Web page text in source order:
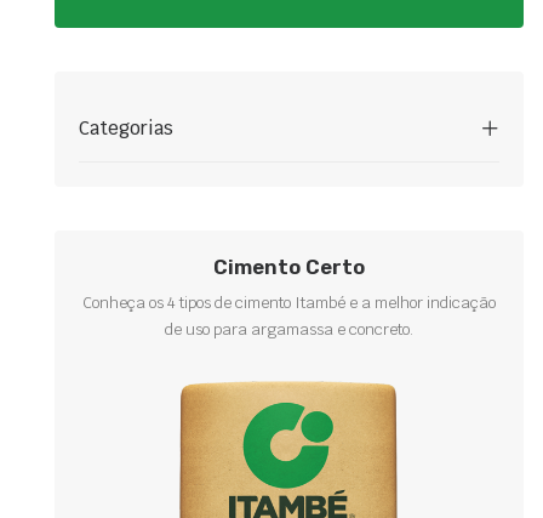
Categorias
Cimento Certo
Conheça os 4 tipos de cimento Itambé e a melhor indicação
de uso para argamassa e concreto.